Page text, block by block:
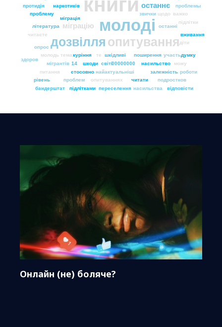
молоді
опитування
дозвілля
міграцію
останнє
наркотиків
поширення
міграція
звички
шкідливі
куріння
тема
насильство
щодо
останні
00000000
шкоди
те
мігрантів
молодь
залежність
найактуальніші
світі
стосовно
питання
участь
література
проблему важко
подростков
14 можу
опрос
читати
опитуваннях
проблем
рівень
читаєте
проблемы
протидія
відповісти
вживання
насильства
переселення
підлітками
підлітки
роботи
бандерштат
думку
діти
здоров
Онлайн (не) боляче?